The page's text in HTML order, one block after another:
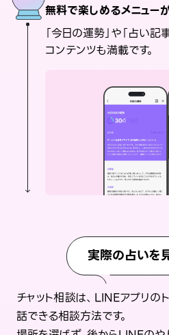
無料で楽しめるメニュー
「今日の運勢」や「占い
コンテンツも満載です。
実際の占いを
チャット相談は、LINEアプリ
話できる相談方法です。